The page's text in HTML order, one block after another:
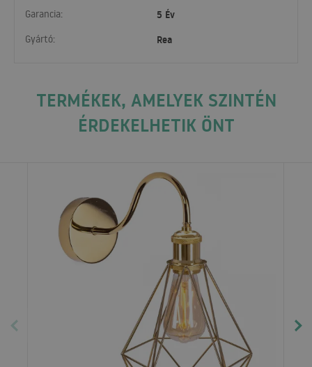
Garancia: 5 Év
Gyártó: Rea
TERMÉKEK, AMELYEK SZINTÉN
ÉRDEKELHETIK ÖNT